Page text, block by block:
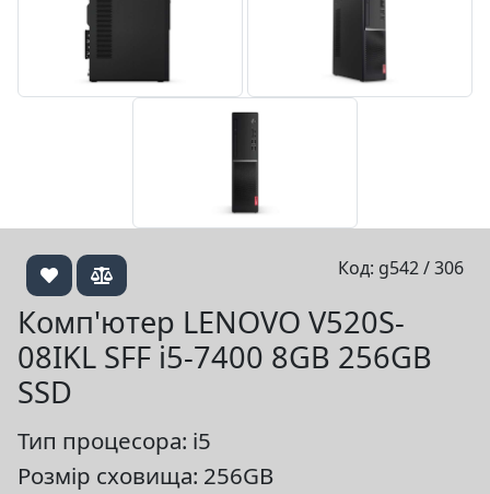
Код: g542 / 306
Комп'ютер LENOVO V520S-
08IKL SFF i5-7400 8GB 256GB
SSD
Тип процесора: i5
Розмір сховища: 256GB